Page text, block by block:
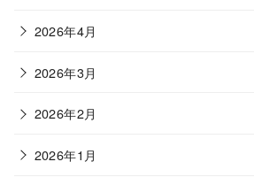
2026年4月
2026年3月
2026年2月
2026年1月